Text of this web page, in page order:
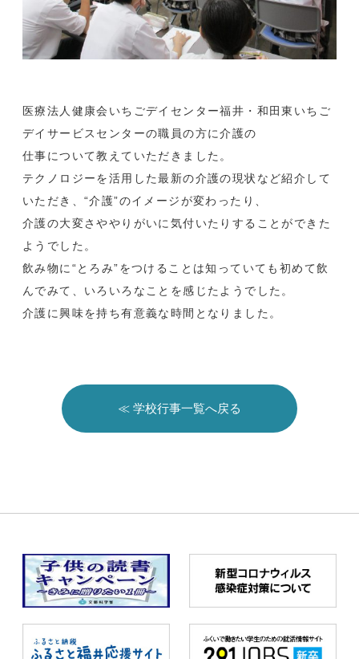
医療法人健康会いちごデイセンター福井・和田東いちご
デイサービスセンターの職員の方に介護の
仕事について教えていただきました。
テクノロジーを活用した最新の介護の現状など紹介して
いただき、“介護”のイメージが変わったり、
介護の大変さややりがいに気付いたりすることができた
ようでした。
飲み物に“とろみ”をつけることは知っていても初めて飲
んでみて、いろいろなことを感じたようでした。
介護に興味を持ち有意義な時間となりました。
≪ 学校行事一覧へ戻る